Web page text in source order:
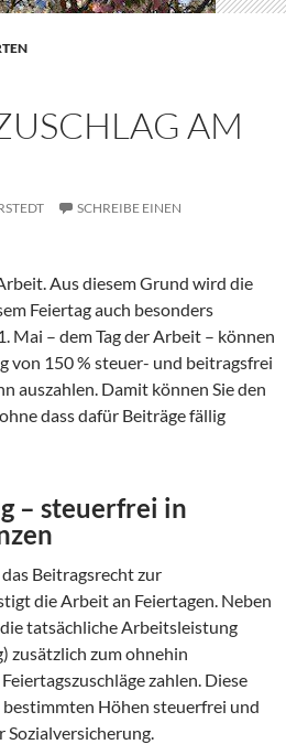
AM
SCHREIBE EINEN
Aus diesem Grund wird die
Feiertag auch besonders
Mai – dem Tag der Arbeit – können
von 150 % steuer- und beitragsfrei
auszahlen. Damit können Sie den
dass dafür Beiträge fällig
– steuerfrei in
Beitragsrecht zur
die Arbeit an Feiertagen. Neben
tatsächliche Arbeitsleistung
zusätzlich zum ohnehin
zahlen. Diese
bestimmten Höhen steuerfrei und
Sozialversicherung.